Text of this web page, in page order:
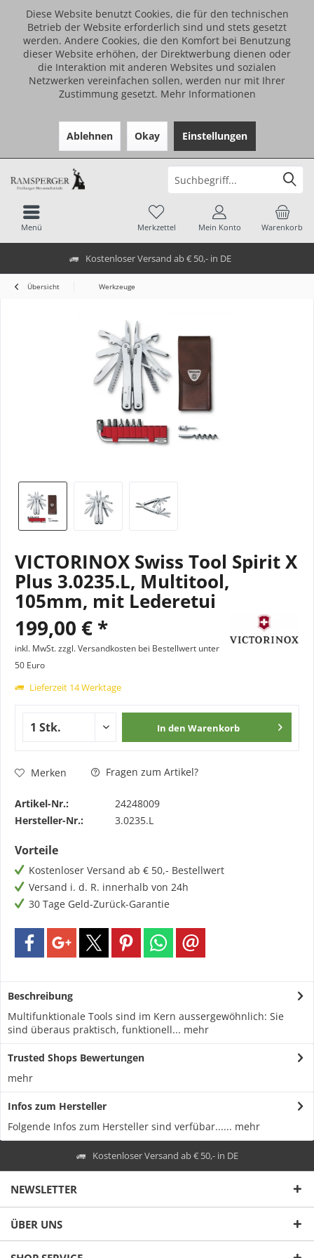
Diese Website benutzt Cookies, die für den technischen
Betrieb der Website erforderlich sind und stets gesetzt
werden. Andere Cookies, die den Komfort bei Benutzung
dieser Website erhöhen, der Direktwerbung dienen oder
die Interaktion mit anderen Websites und sozialen
Netzwerken vereinfachen sollen, werden nur mit Ihrer
Zustimmung gesetzt. Mehr Informationen
Ablehnen Okay Einstellungen
Kostenloser Versand ab € 50,- in DE
Warenkorb
Merkzettel Mein Konto
Menü
Übersicht Werkzeuge
VICTORINOX Swiss Tool Spirit X
Plus 3.0235.L, Multitool,
105mm, mit Lederetui
199,00 € *
inkl. MwSt.zzgl. Versandkosten bei Bestellwert unter
50 Euro
Lieferzeit 14 Werktage
In den Warenkorb
Merken Fragen zum Artikel?
Artikel-Nr.:
24248009
Hersteller-Nr.:
3.0235.L
Vorteile
Kostenloser Versand ab € 50,- Bestellwert
Versand i. d. R. innerhalb von 24h
30 Tage Geld-Zurück-Garantie
Beschreibung
Multifunktionale Tools sind im Kern aussergewöhnlich: Sie
sind überaus praktisch, funktionell... mehr
Trusted Shops Bewertungen
mehr
Infos zum Hersteller
Folgende Infos zum Hersteller sind verfübar...... mehr
Kostenloser Versand ab € 50,- in DE
NEWSLETTER
ÜBER UNS